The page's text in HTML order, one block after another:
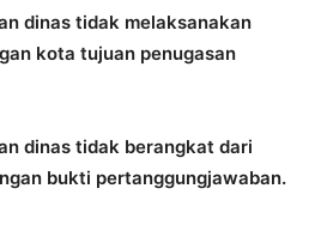
dinas tidak melaksanakan
kota tujuan penugasan
dinas tidak berangkat dari
bukti pertanggungjawaban.